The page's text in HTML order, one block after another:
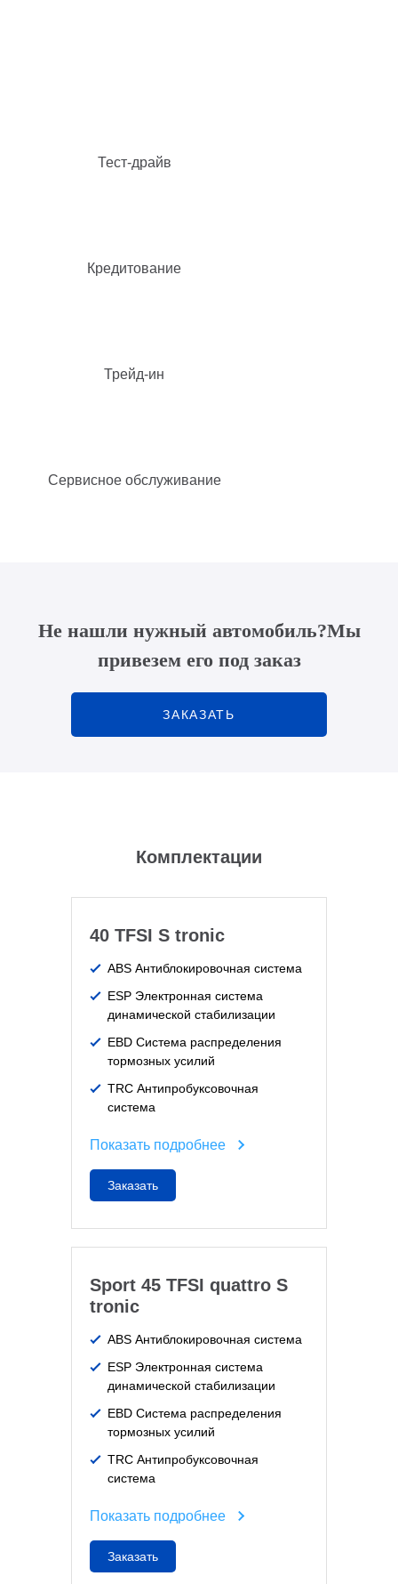
Тест-драйв
Кредитование
Трейд-ин
Сервисное обслуживание
Не нашли нужный автомобиль?Мы
привезем его под заказ
ЗАКАЗАТЬ
Комплектации
40 TFSI S tronic
ABS Антиблокировочная система
ESP Электронная система
динамической стабилизации
EBD Система распределения
тормозных усилий
TRC Антипробуксовочная
система
Показать подробнее
Заказать
Sport 45 TFSI quattro S
tronic
ABS Антиблокировочная система
ESP Электронная система
динамической стабилизации
EBD Система распределения
тормозных усилий
TRC Антипробуксовочная
система
Показать подробнее
Заказать